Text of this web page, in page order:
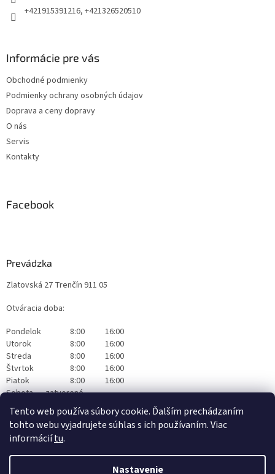
Tento web používa súbory cookie. Ďalším prechádzaním
tohto webu vyjadrujete súhlas s ich používaním. Viac
informáciítu.
Nastavenie
+421915391216, +421326520510
Informácie pre vás
Obchodné podmienky
Podmienky ochrany osobných údajov
Doprava a ceny dopravy
O nás
Servis
Kontakty
Facebook
Prevádzka
Zlatovská 27 Trenčín 911 05
Otváracia doba:
Pondelok
8:00
16:00
Utorok
8:00
16:00
Streda
8:00
16:00
Štvrtok
8:00
16:00
Piatok
8:00
16:00
Sobota
zatvorené
Nedeľa
zatvorené